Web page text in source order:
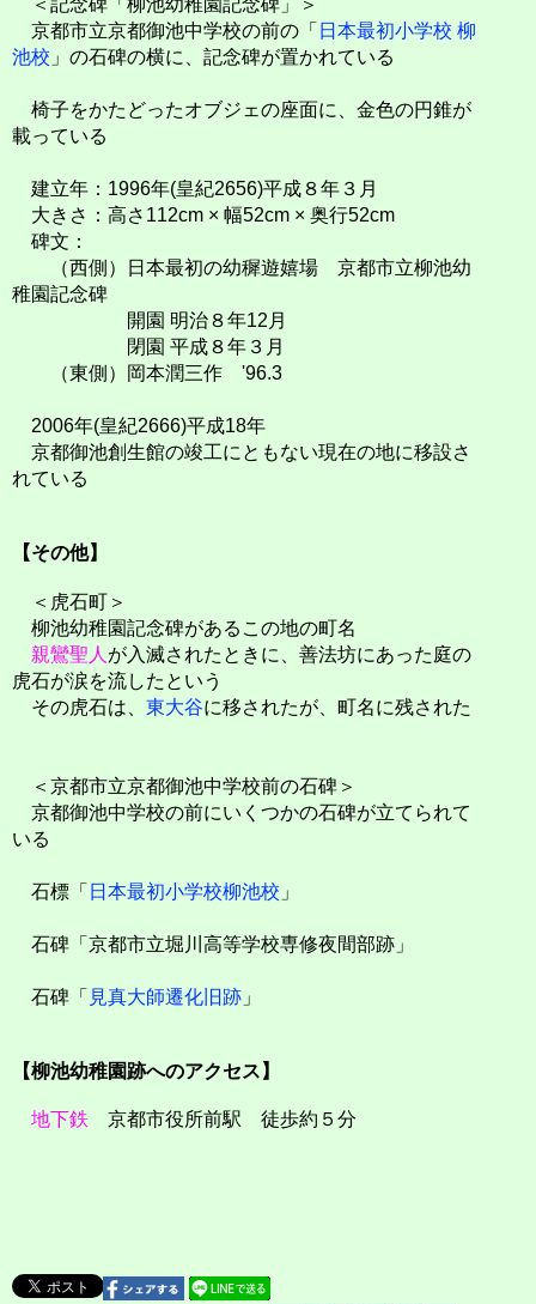
＜記念碑「柳池幼稚園記念碑」＞
京都市立京都御池中学校の前の「 日本最初小学校 柳
池校 」の石碑の横に、記念碑が置かれている
椅子をかたどったオブジェの座面に、金色の円錐が
載っている
建立年：1996年(皇紀2656)平成８年３月
大きさ：高さ112cm × 幅52cm × 奥行52cm
碑文：
（西側）日本最初の幼穉遊嬉場 京都市立柳池幼
稚園記念碑
開園 明治８年12月
閉園 平成８年３月
（東側）岡本潤三作 '96.3
2006年(皇紀2666)平成18年
京都御池創生館の竣工にともない現在の地に移設さ
れている
【その他】
＜虎石町＞
柳池幼稚園記念碑があるこの地の町名
親鸞聖人 が入滅されたときに、善法坊にあった庭の
虎石が涙を流したという
その虎石は、 東大谷に移されたが、町名に残された
＜京都市立京都御池中学校前の石碑＞
京都御池中学校の前にいくつかの石碑が立てられて
いる
石標「 日本最初小学校柳池校 」
石碑「京都市立堀川高等学校専修夜間部跡」
石碑「 見真大師遷化旧跡 」
【柳池幼稚園跡へのアクセス】
地下鉄 京都市役所前駅 徒歩約５分